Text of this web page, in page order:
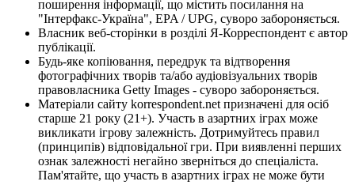
поширення інформації, що містить посилання на
"Інтерфакс-Україна", EPA / UPG, суворо забороняється.
Власник веб-сторінки в розділі Я-Корреспондент є автор
публікації.
Будь-яке копіювання, передрук та відтворення
фотографічних творів та/або аудіовізуальних творів
правовласника Getty Images - суворо забороняється.
Матеріали сайту korrespondent.net призначені для осіб
старше 21 року (21+). Участь в азартних іграх може
викликати ігрову залежність. Дотримуйтесь правил
(принципів) відповідальної гри. При виявленні перших
ознак залежності негайно зверніться до спеціаліста.
Пам'ятайте, що участь в азартних іграх не може бути